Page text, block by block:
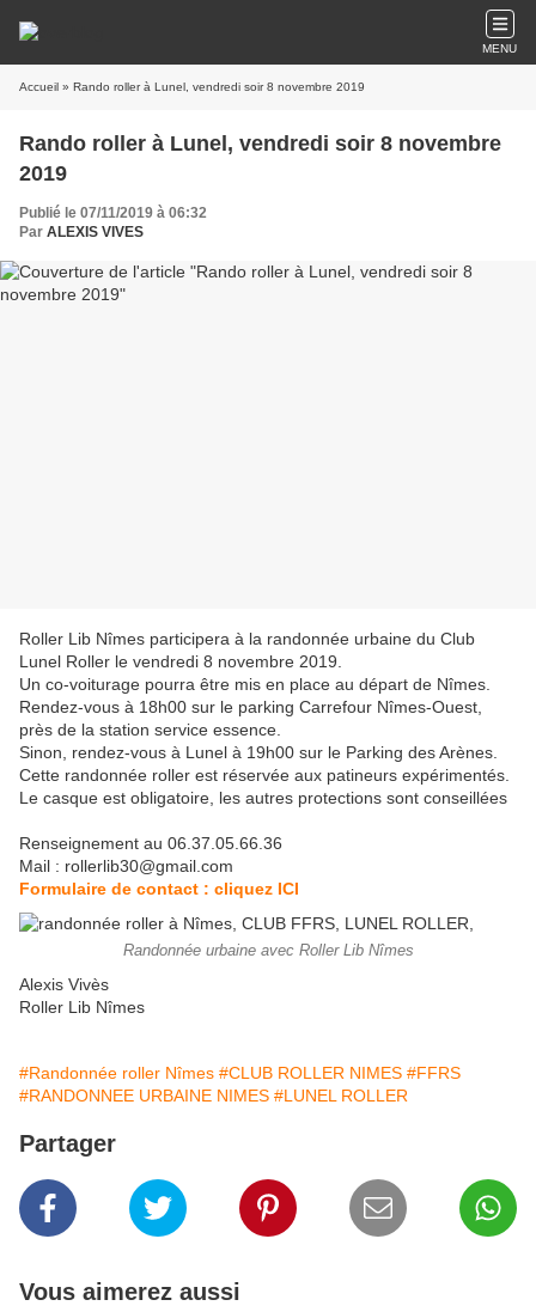
MENU
Accueil » Rando roller à Lunel, vendredi soir 8 novembre 2019
Rando roller à Lunel, vendredi soir 8 novembre
2019
Publié le 07/11/2019 à 06:32
Par ALEXIS VIVES
Roller Lib Nîmes participera à la randonnée urbaine du Club
Lunel Roller le vendredi 8 novembre 2019.
Un co-voiturage pourra être mis en place au départ de Nîmes.
Rendez-vous à 18h00 sur le parking Carrefour Nîmes-Ouest,
près de la station service essence.
Sinon, rendez-vous à Lunel à 19h00 sur le Parking des Arènes.
Cette randonnée roller est réservée aux patineurs expérimentés.
Le casque est obligatoire, les autres protections sont conseillées
Renseignement au 06.37.05.66.36
Mail : rollerlib30@gmail.com
Formulaire de contact : cliquez ICI
Randonnée urbaine avec Roller Lib Nîmes
Alexis Vivès
Roller Lib Nîmes
#Randonnée roller Nîmes #CLUB ROLLER NIMES #FFRS
#RANDONNEE URBAINE NIMES #LUNEL ROLLER
Partager
Vous aimerez aussi